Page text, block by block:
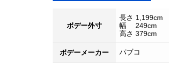
ボデー外寸
長さ 1,199cm
幅 249cm
高さ 379cm
ボデーメーカー パブコ